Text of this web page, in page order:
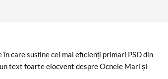
care susține cei mai eficienți primari PSD din
text foarte elocvent despre Ocnele Mari și